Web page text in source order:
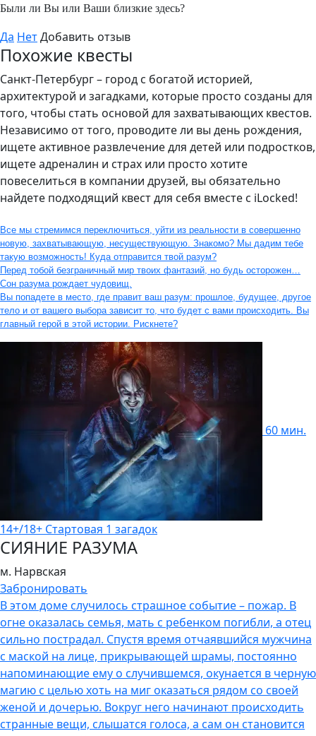
Были ли Вы или Ваши близкие здесь?
Да НетДобавить отзыв
Похожие квесты
Санкт-Петербург – город с богатой историей,
архитектурой и загадками, которые просто созданы для
того, чтобы стать основой для захватывающих квестов.
Независимо от того, проводите ли вы день рождения,
ищете активное развлечение для детей или подростков,
ищете адреналин и страх или просто хотите
повеселиться в компании друзей, вы обязательно
найдете подходящий квест для себя вместе с iLocked!
Все мы стремимся переключиться, уйти из реальности в совершенно
новую, захватывающую, несуществующую. Знакомо? Мы дадим тебе
такую возможность! Куда отправится твой разум?
Перед тобой безграничный мир твоих фантазий, но будь осторожен…
Сон разума рождает чудовищ.
Вы попадете в место, где правит ваш разум: прошлое, будущее, другое
тело и от вашего выбора зависит то, что будет с вами происходить. Вы
главный герой в этой истории. Рискнете?
60 мин.
14+/18+ Стартовая 1 загадок
СИЯНИЕ РАЗУМА
м. Нарвская
Забронировать
В этом доме случилось страшное событие – пожар. В
огне оказалась семья, мать с ребенком погибли, а отец
сильно пострадал. Спустя время отчаявшийся мужчина
с маской на лице, прикрывающей шрамы, постоянно
напоминающие ему о случившемся, окунается в черную
магию с целью хоть на миг оказаться рядом со своей
женой и дочерью. Вокруг него начинают происходить
странные вещи, слышатся голоса, а сам он становится